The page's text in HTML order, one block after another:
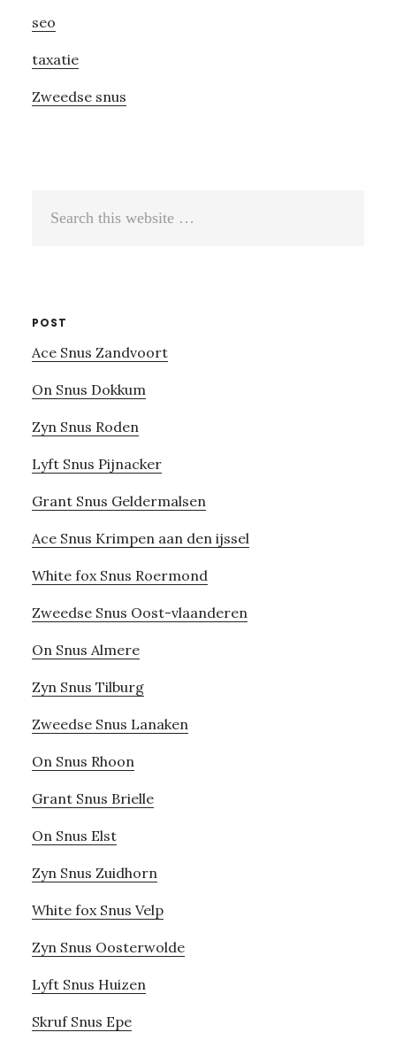
seo
taxatie
Zweedse snus
POST
Ace Snus Zandvoort
On Snus Dokkum
Zyn Snus Roden
Lyft Snus Pijnacker
Grant Snus Geldermalsen
Ace Snus Krimpen aan den ijssel
White fox Snus Roermond
Zweedse Snus Oost-vlaanderen
On Snus Almere
Zyn Snus Tilburg
Zweedse Snus Lanaken
On Snus Rhoon
Grant Snus Brielle
On Snus Elst
Zyn Snus Zuidhorn
White fox Snus Velp
Zyn Snus Oosterwolde
Lyft Snus Huizen
Skruf Snus Epe